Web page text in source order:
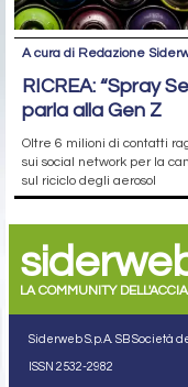
A cura di Redazione
RICREA: “Spray
parla alla Gen Z
Oltre 6 milioni di contatti
sui social network per la
sul riciclo degli aerosol
LA COMMUNITY
Siderweb S.p.A. SB Società
ISSN 2532-2982